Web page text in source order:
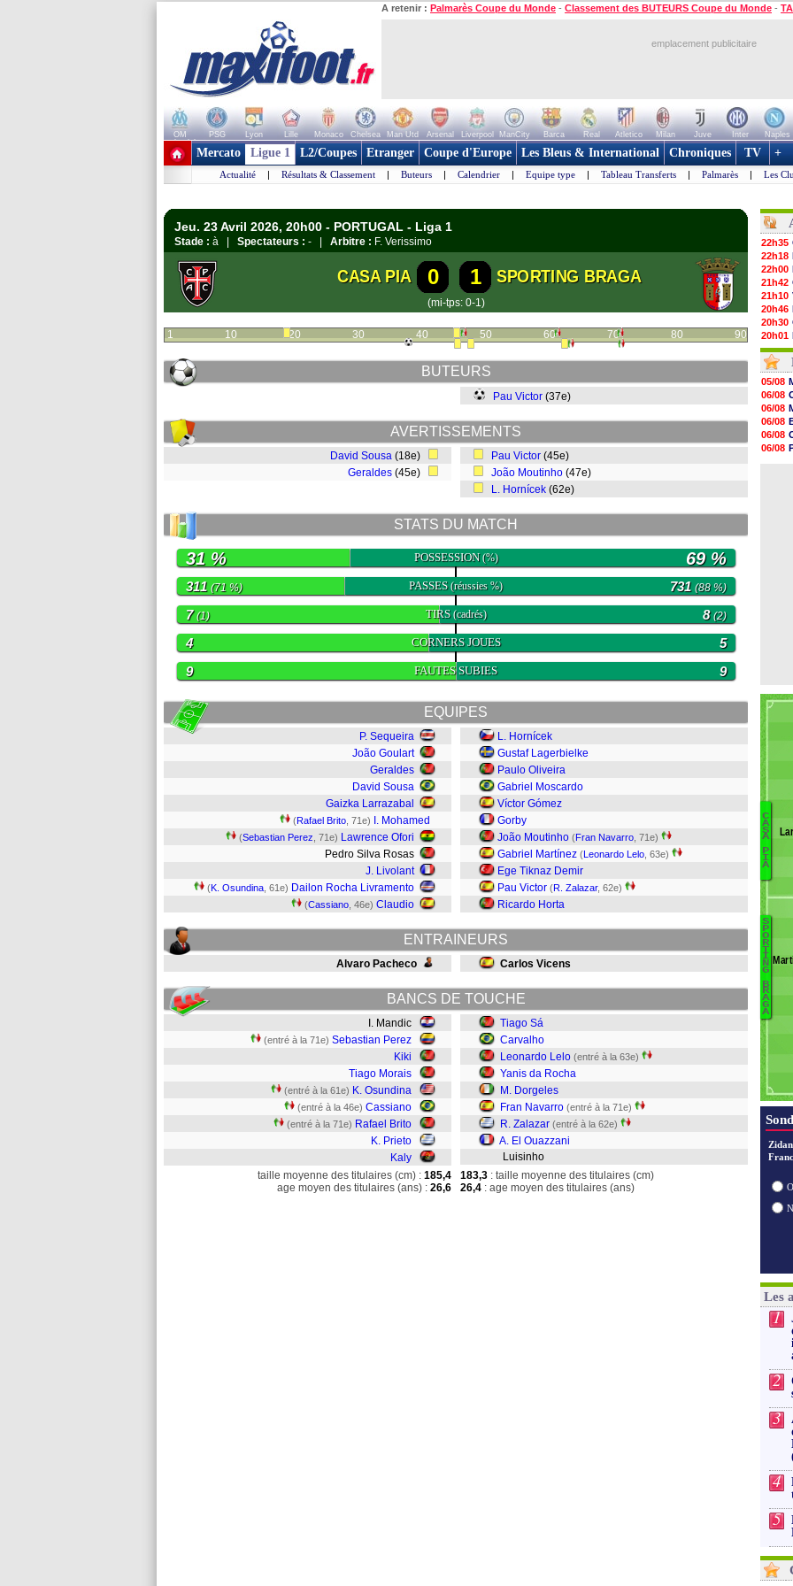
A retenir : Palmarès Coupe du Monde - Classement des BUTEURS Coupe du Monde -
emplacement publicitaire
OM PSG Lyon Lille Monaco Chelsea Man Utd Arsenal Liverpool ManCity Barca Real Atletico Milan Juve Inter Naples
+ de clubs
Mercato Ligue 1 L2/Coupes Etranger Coupe d'Europe Les Bleus & International Chroniques TV +
Actualité | Résultats & Classement | Buteurs | Calendrier | Equipe type | Tableau Transferts | Palmarès | Les
Jeu. 23 Avril 2026, 20h00 - PORTUGAL - Liga 1
Stade : à | Spectateurs : - | Arbitre : F. Verissimo
CASA PIA 0 1 SPORTING BRAGA
(mi-tps: 0-1)
1 10 20 30 40 50 60 70 80 90
BUTEURS
Pau Victor (37e)
AVERTISSEMENTS
David Sousa (18e)
Geraldes (45e)
Pau Victor (45e)
João Moutinho (47e)
L. Hornícek (62e)
STATS DU MATCH
POSSESSION(%)
31 % 69 %
PASSES(réussies %)
311 (71 %) 731 (88 %)
TIRS(cadrés)
7(1) 8(2)
CORNERS JOUES
4 5
FAUTES SUBIES
9 9
EQUIPES
P. Sequeira
João Goulart
Geraldes
David Sousa
Gaizka Larrazabal
(Rafael Brito , 71e) I. Mohamed
(Sebastian Perez , 71e) Lawrence Ofori
Pedro Silva Rosas
J. Livolant
(K. Osundina , 61e) Dailon Rocha Livramento
(Cassiano , 46e) Claudio
L. Hornícek
Gustaf Lagerbielke
Paulo Oliveira
Gabriel Moscardo
Víctor Gómez
Gorby
João Moutinho (Fran Navarro , 71e)
Gabriel Martínez (Leonardo Lelo , 63e)
Ege Tiknaz Demir
Pau Victor (R. Zalazar, 62e)
Ricardo Horta
ENTRAINEURS
Alvaro Pacheco Carlos Vicens
BANCS DE TOUCHE
I. Mandic
(entré à la 71e) Sebastian Perez
Kiki
Tiago Morais
(entré à la 61e) K. Osundina
(entré à la 46e) Cassiano
(entré à la 71e) Rafael Brito
K. Prieto
Kaly
Tiago Sá
Carvalho
Leonardo Lelo (entré à la 63e)
Yanis da Rocha
M. Dorgeles
Fran Navarro (entré à la 71e)
R. Zalazar (entré à la 62e)
A. El Ouazzani
Luisinho
taille moyenne des titulaires (cm) : 185,4
age moyen des titulaires (ans) : 26,6
183,3 : taille moyenne des titulaires (cm)
26,4 : age moyen des titulaires (ans)
22h35
22h18
22h00
21h42
21h10
20h46
20h30
20h01
19h18
19h09
18h48
18h37
18h29
17h58
17h46
17h32
17h16
05/08
06/08
06/08
06/08
06/08
06/08
C
A
S
A
P
I
A
S
P
O
R
T
I
N
G
B
R
A
G
A
Les
1
2
3
4
5